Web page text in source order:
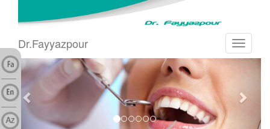
Toggle
Dr.Fayyazpour